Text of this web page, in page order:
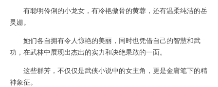
有聪明伶俐的小龙女，有冷艳傲骨的黄蓉，还有温柔纯洁的岳
灵姗。
她们各自拥有令人惊艳的美丽，同时也凭借自己的智慧和武
功，在武林中展现出杰出的实力和决绝果敢的一面。
这些群芳，不仅仅是武侠小说中的女主角，更是金庸笔下的精
神象征。